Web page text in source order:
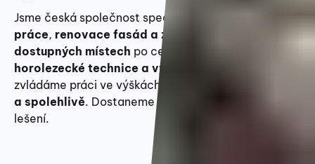
Jsme česká společnost specializující se na
práce, renovace fasád a zásahy v těžko
dostupných místech po celé ČR. Díky
horolezecké technice a výsuvným plošinám
zvládáme práci ve výškách
a spolehlivě. Dostaneme se i tam, kde jiní potřebují
lešení.